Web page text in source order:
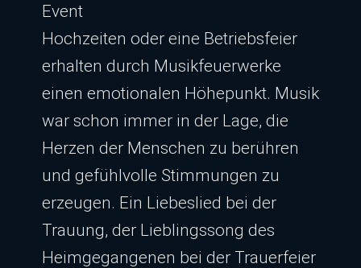
Event
Hochzeiten oder eine Betriebsfeier
erhalten durch Musikfeuerwerke
einen emotionalen Höhepunkt. Musik
war schon immer in der Lage, die
Herzen der Menschen zu berühren
und gefühlvolle Stimmungen zu
erzeugen. Ein Liebeslied bei der
Trauung, der Lieblingssong des
Heimgegangenen bei der Trauerfeier